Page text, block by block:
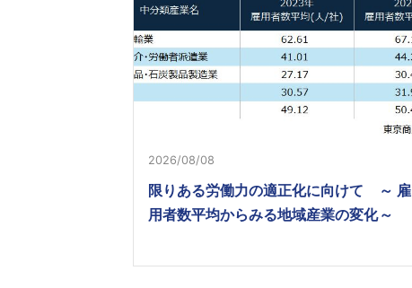
2026/08/08
限りある労働力の適正化に向けて ～ 雇
用者数平均からみる地域産業の変化～